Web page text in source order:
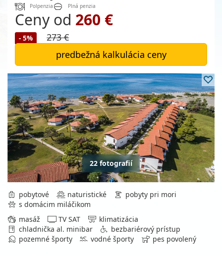
Polpenzia
Plná penzia
Ceny od 260 €
- 5%
273 €
predbežná kalkulácia ceny
22 fotografií
pobytové naturistické
pobyty pri mori
s domácim miláčikom
masáž
TV SAT
klimatizácia
chladnička al. minibar
bezbariérový prístup
pozemné športy
vodné športy pes povolený